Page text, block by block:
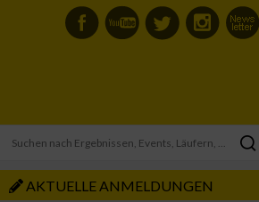
AKTUELLE ANMELDUNGEN